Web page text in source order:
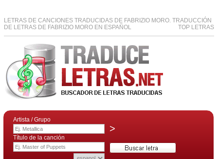
LETRAS DE CANCIONES TRADUCIDAS DE FABRIZIO MORO. TRADUCCIÓN
DE LETRAS DE FABRIZIO MORO EN ESPAÑOL
TOP LETRAS
Artista / Grupo
>
Título de la canción